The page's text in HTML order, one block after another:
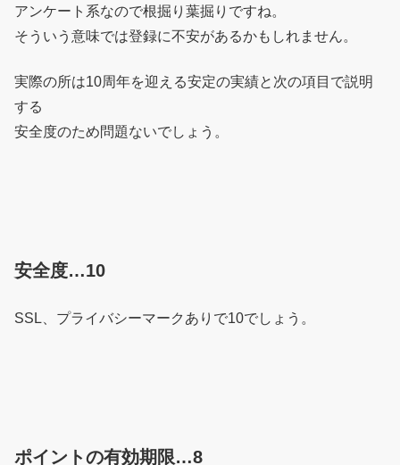
アンケート系なので根掘り葉掘りですね。
そういう意味では登録に不安があるかもしれません。
実際の所は10周年を迎える安定の実績と次の項目で説明
する
安全度のため問題ないでしょう。
安全度…10
SSL、プライバシーマークありで10でしょう。
ポイントの有効期限…8